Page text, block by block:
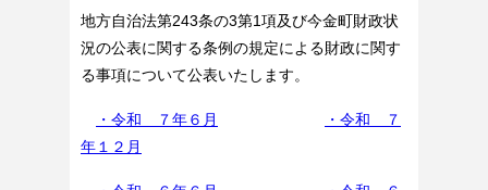
地方自治法第243条の3第1項及び今金町財政状
況の公表に関する条例の規定による財政に関す
る事項について公表いたします。
・令和 ７年６月
・令和 ７
年１２月